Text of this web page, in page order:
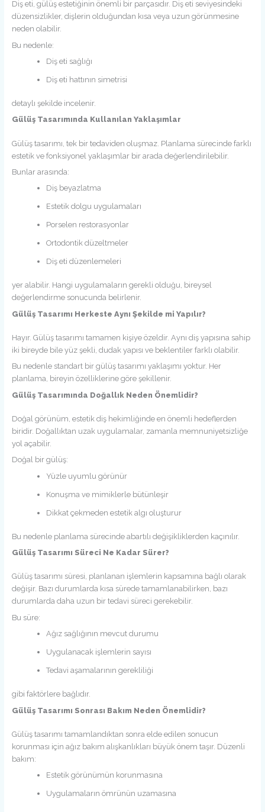
Diş eti, gülüş estetiğinin önemli bir parçasıdır. Diş eti seviyesindeki
düzensizlikler, dişlerin olduğundan kısa veya uzun görünmesine
neden olabilir.
Bu nedenle:
Diş eti sağlığı
Diş eti hattının simetrisi
detaylı şekilde incelenir.
Gülüş Tasarımında Kullanılan Yaklaşımlar
Gülüş tasarımı, tek bir tedaviden oluşmaz. Planlama sürecinde farklı
estetik ve fonksiyonel yaklaşımlar bir arada değerlendirilebilir.
Bunlar arasında:
Diş beyazlatma
Estetik dolgu uygulamaları
Porselen restorasyonlar
Ortodontik düzeltmeler
Diş eti düzenlemeleri
yer alabilir. Hangi uygulamaların gerekli olduğu, bireysel
değerlendirme sonucunda belirlenir.
Gülüş Tasarımı Herkeste Aynı Şekilde mi Yapılır?
Hayır. Gülüş tasarımı tamamen kişiye özeldir. Aynı diş yapısına sahip
iki bireyde bile yüz şekli, dudak yapısı ve beklentiler farklı olabilir.
Bu nedenle standart bir gülüş tasarımı yaklaşımı yoktur. Her
planlama, bireyin özelliklerine göre şekillenir.
Gülüş Tasarımında Doğallık Neden Önemlidir?
Doğal görünüm, estetik diş hekimliğinde en önemli hedeflerden
biridir. Doğallıktan uzak uygulamalar, zamanla memnuniyetsizliğe
yol açabilir.
Doğal bir gülüş:
Yüzle uyumlu görünür
Konuşma ve mimiklerle bütünleşir
Dikkat çekmeden estetik algı oluşturur
Bu nedenle planlama sürecinde abartılı değişikliklerden kaçınılır.
Gülüş Tasarımı Süreci Ne Kadar Sürer?
Gülüş tasarımı süresi, planlanan işlemlerin kapsamına bağlı olarak
değişir. Bazı durumlarda kısa sürede tamamlanabilirken, bazı
durumlarda daha uzun bir tedavi süreci gerekebilir.
Bu süre:
Ağız sağlığının mevcut durumu
Uygulanacak işlemlerin sayısı
Tedavi aşamalarının gerekliliği
gibi faktörlere bağlıdır.
Gülüş Tasarımı Sonrası Bakım Neden Önemlidir?
Gülüş tasarımı tamamlandıktan sonra elde edilen sonucun
korunması için ağız bakım alışkanlıkları büyük önem taşır. Düzenli
bakım:
Estetik görünümün korunmasına
Uygulamaların ömrünün uzamasına